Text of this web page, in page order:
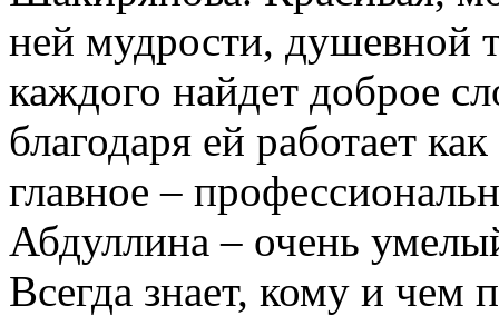
ней мудрости, душевной
каждого найдет доброе
благодаря ей работает
главное –
Абдуллина – очень
Всегда знает, кому и чем